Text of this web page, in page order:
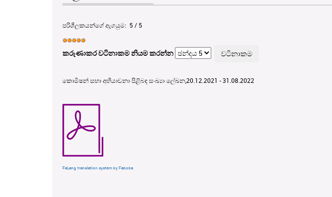
පරිශීලකයන්ගේ ඇගයුම: 5 / 5
කරුණාකර වටිනාකම නියම කරන්න
කොමිෂන් සභා අභියාචනා පිළිබඳ සංඛ්‍යා ලේඛන,20.12.2021 - 31.08.2022
FaLang translation system by Faboba